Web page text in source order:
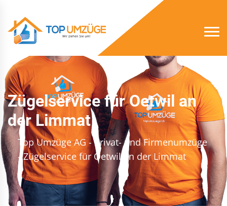
Zügelservice für Oetwil an
der Limmat
Top Umzüge AG - Privat- und Firmenumzüge
- Zügelservice für Oetwil an der Limmat